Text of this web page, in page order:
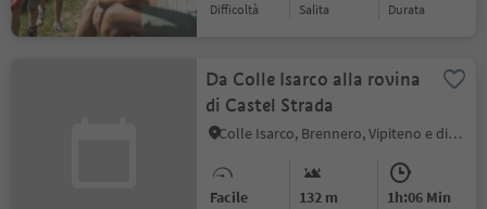
Difficoltà Salita durata
Da Colle Isarco alla rovina
di Castel Strada
Colle Isarco, Brennero, Vipiteno e dintorni
Facile 132 m 1h:06 Min